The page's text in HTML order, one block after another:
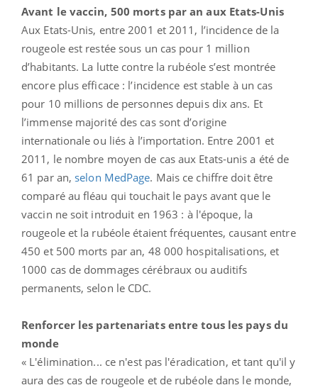
Avant le vaccin, 500 morts par an aux Etats-Unis
Aux Etats-Unis, entre 2001 et 2011, l’incidence de la
rougeole est restée sous un cas pour 1 million
d’habitants. La lutte contre la rubéole s’est montrée
encore plus efficace : l’incidence est stable à un cas
pour 10 millions de personnes depuis dix ans. Et
l’immense majorité des cas sont d’origine
internationale ou liés à l’importation. Entre 2001 et
2011, le nombre moyen de cas aux Etats-unis a été de
61 par an, selon MedPage. Mais ce chiffre doit être
comparé au fléau qui touchait le pays avant que le
vaccin ne soit introduit en 1963 : à l'époque, la
rougeole et la rubéole étaient fréquentes, causant entre
450 et 500 morts par an, 48 000 hospitalisations, et
1000 cas de dommages cérébraux ou auditifs
permanents, selon le CDC.
Renforcer les partenariats entre tous les pays du
monde
« L'élimination... ce n'est pas l'éradication, et tant qu'il y
aura des cas de rougeole et de rubéole dans le monde,